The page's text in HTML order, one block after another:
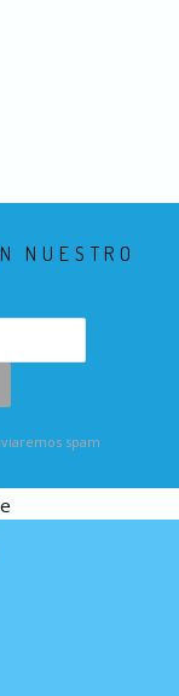
NUESTRO
spam